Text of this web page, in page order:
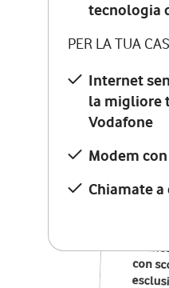
tecnologia
PER LA TUA
Internet
la migliore
Vodafone
Modem con
Chiamate
PER LA
la
12
con